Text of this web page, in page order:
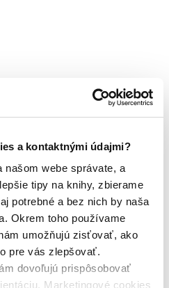
a kontaktnými údajmi?
našom webe správate, a
tipy na knihy, zbierame
potrebné a bez nich by naša
Okrem toho používame
umožňujú zisťovať, ako
pre vás zlepšovať.
dovoľujú prispôsobovať
Marketingové cookies
titulov)
na centrálnom sklade
pripravujeme
(0 titulov)dostupná (bez
titulov)čítaná - výborný stav
(0 titulov)
čítaná - mierne